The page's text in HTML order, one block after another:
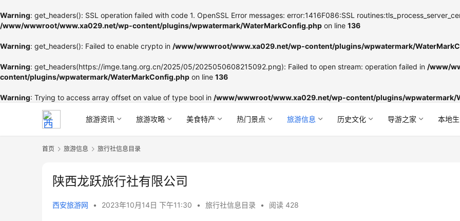
Warning: get_headers(): SSL operation failed with code 1. OpenSSL Error messages: error:1416F086:SSL
/www/wwwroot/www.xa029.net/wp-content/plugins/wpwatermark/WaterMarkConfig.php on line 136
Warning: get_headers(): Failed to enable crypto in /www/wwwroot/www.xa029.net/wp-content/plugins/wpwatermark/
Warning: get_headers(https://imge.tang.org.cn/2025/05/2025050608215092.png): Failed to open stream: operation failed in /www/
content/plugins/wpwatermark/WaterMarkConfig.php on line 136
Warning: Trying to access array offset on value of type bool in /www/wwwroot/www.xa029.net/wp-content/plugins/wpwatermark/
旅游资讯 旅游攻略 美食特产 热门景点 旅游信息 历史文化 导游之家 本地
首页 旅游信息 旅行社信息目录
陕西龙跃旅行社有限公司
西安旅游网 • 2023年10月14日 下午11:30 • 旅行社信息目录 • 阅读 428